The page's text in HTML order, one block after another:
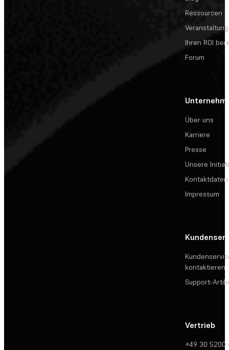
Ressourcen
Ihren ROI
Forum
Über uns
Karriere
Presse
Unsere
Kontaktdaten
Impressum
kontaktieren
Support-
Vertrieb
+49 30 5200